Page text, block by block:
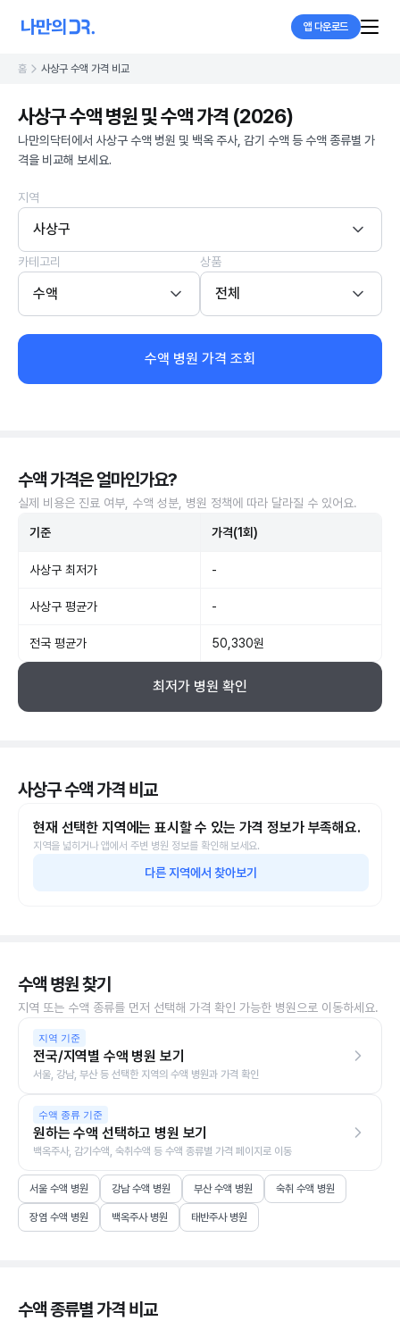
앱 다운로드
홈 사상구 수액 가격 비교
사상구 수액 병원 및 수액 가격 (2026)
나만의닥터에서 사상구 수액 병원 및 백옥 주사, 감기 수액 등 수액 종류별 가
격을 비교해 보세요.
지역
사상구
카테고리
수액
상품
전체
수액 병원 가격 조회
수액 가격은 얼마인가요?
실제 비용은 진료 여부, 수액 성분, 병원 정책에 따라 달라질 수 있어요.
기준 가격(1회)
사상구 최저가 -
사상구 평균가 -
전국 평균가 50,330원
최저가 병원 확인
사상구 수액 가격 비교
현재 선택한 지역에는 표시할 수 있는 가격 정보가 부족해요.
지역을 넓히거나 앱에서 주변 병원 정보를 확인해 보세요.
다른 지역에서 찾아보기
수액 병원 찾기
지역 또는 수액 종류를 먼저 선택해 가격 확인 가능한 병원으로 이동하세요.
지역 기준
전국/지역별 수액 병원 보기
서울, 강남, 부산 등 선택한 지역의 수액 병원과 가격 확인
수액 종류 기준
원하는 수액 선택하고 병원 보기
백옥주사, 감기수액, 숙취수액 등 수액 종류별 가격 페이지로 이동
서울 수액 병원 강남 수액 병원 부산 수액 병원 숙취 수액 병원
장염 수액 병원 백옥주사 병원 태반주사 병원
수액 종류별 가격 비교